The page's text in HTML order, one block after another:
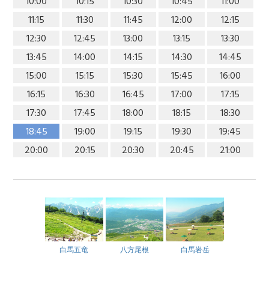
11:15
11:30 11:45 12:00
12:15
12:30
12:45 13:00 13:15
13:30
13:45
14:00 14:15 14:30
14:45
15:00
15:15 15:30 15:45
16:00
16:15
16:30 16:45 17:00
17:15
17:30
17:45 18:00 18:15
18:30
18:45
19:00 19:15 19:30
19:45
20:00
20:15 20:30 20:45 21:00
白馬五竜 八方尾根 白馬岩岳